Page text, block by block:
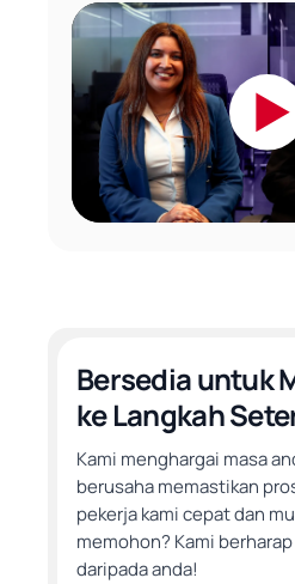
Bersedia untuk
ke Langkah
Kami menghargai masa
berusaha memastikan
pekerja kami cepat dan
memohon? Kami
daripada anda!